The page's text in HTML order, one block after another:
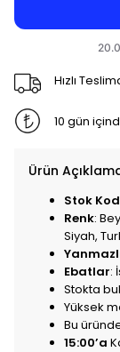
Hızlı
10 gün
Ürün
Stok
Renk:
Siyah,
Ebatlar:
Stokta
Yüksek
Bu
15:00’a